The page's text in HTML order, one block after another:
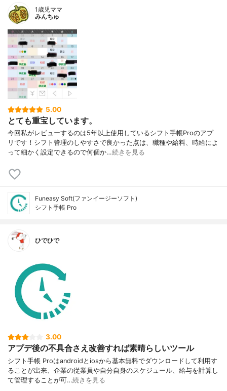
1歳児ママ
みんちゅ
5.00
とても重宝しています。
今回私がレビューするのは5年以上使用しているシフト手帳Proのアプ
リです！シフト管理のしやすさで良かった点は、職種や給料、時給によ
って細かく設定できるので何個か…続きを見る
Funeasy Soft(ファンイージーソフト)
シフト手帳 Pro
ひでひで
3.00
アプデ後の不具合さえ改善すれば素晴らしいツール
シフト手帳 Proはandroidとiosから基本無料でダウンロードして利用す
ることが出来、企業の従業員や自分自身のスケジュール、給与を計算し
て管理することが可…続きを見る